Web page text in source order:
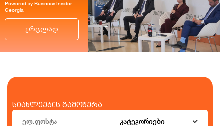
Powered by Business Insider
Georgia
ვრცლად
სიახლეების გამოწერა
კატეგორიები